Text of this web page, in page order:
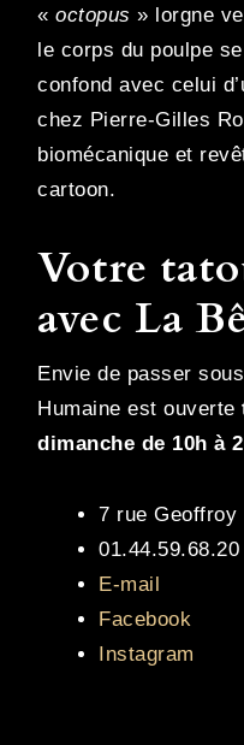
« octopus » lorgne
le corps du poulpe
confond avec celui
chez Pierre-Gilles
biomécanique et
cartoon.
Votre
avec La
Envie de passer
Humaine est ouverte
dimanche de 10h à
7 rue Geoffroy
01.44.59.68.20
E-mail
Facebook
Instagram